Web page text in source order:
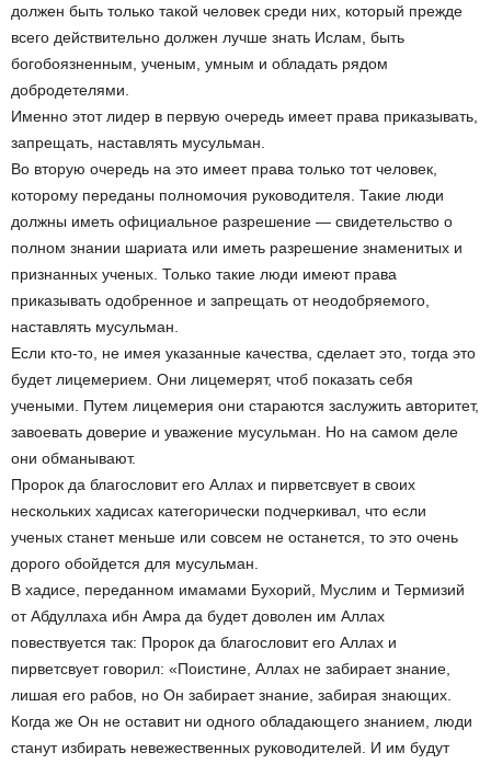
должен быть только такой человек среди них, который прежде
всего действительно должен лучше знать Ислам, быть
богобоязненным, ученым, умным и обладать рядом
добродетелями.
Именно этот лидер в первую очередь имеет права приказывать,
запрещать, наставлять мусульман.
Во вторую очередь на это имеет права только тот человек,
которому переданы полномочия руководителя. Такие люди
должны иметь официальное разрешение — свидетельство о
полном знании шариата или иметь разрешение знаменитых и
признанных ученых. Только такие люди имеют права
приказывать одобренное и запрещать от неодобряемого,
наставлять мусульман.
Если кто-то, не имея указанные качества, сделает это, тогда это
будет лицемерием. Они лицемерят, чтоб показать себя
учеными. Путем лицемерия они стараются заслужить авторитет,
завоевать доверие и уважение мусульман. Но на самом деле
они обманывают.
Пророк да благословит его Аллах и пирветсвует в своих
нескольких хадисах категорически подчеркивал, что если
ученых станет меньше или совсем не останется, то это очень
дорого обойдется для мусульман.
В хадисе, переданном имамами Бухорий, Муслим и Термизий
от Абдуллаха ибн Амра да будет доволен им Аллах
повествуется так: Пророк да благословит его Аллах и
пирветсвует говорил: «Поистине, Аллах не забирает знание,
лишая его рабов, но Он забирает знание, забирая знающих.
Когда же Он не оставит ни одного обладающего знанием, люди
станут избирать невежественных руководителей. И им будут